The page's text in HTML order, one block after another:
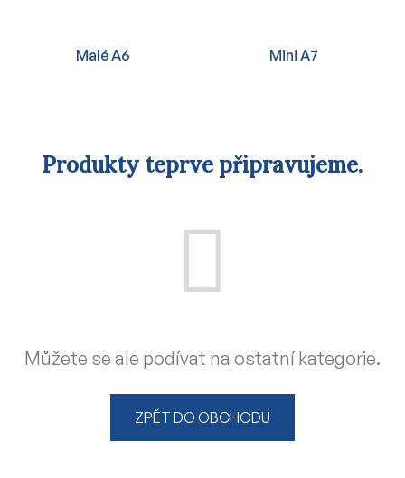
Malé A6 Mini A7
Produkty teprve připravujeme.
Můžete se ale podívat na ostatní kategorie.
ZPĚT DO OBCHODU